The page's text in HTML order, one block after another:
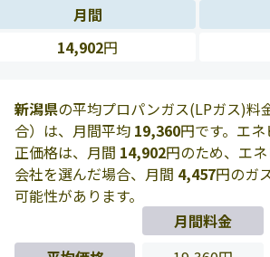
月間
14,902円
新潟県の平均プロパンガス(LPガス)料
合）は、月間平均 19,360円です。エ
正価格は、月間 14,902円のため、エ
会社を選んだ場合、月間 4,457円のガ
可能性があります。
月間料金